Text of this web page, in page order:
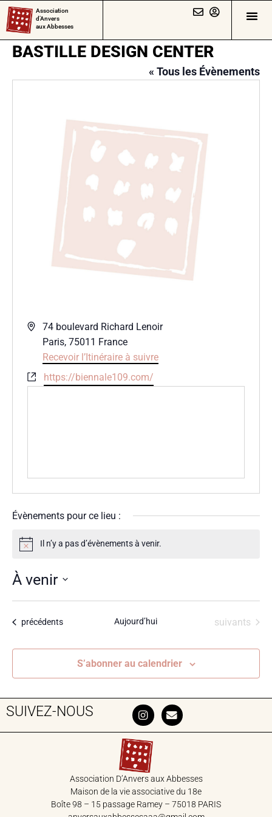
Association
d’Anvers
aux Abbesses
BASTILLE DESIGN CENTER
« Tous les Évènements
Adresse
74 boulevard Richard Lenoir
Paris, 75011 France
Recevoir l’Itinéraire à suivre
Site
https://biennale109.com/
Évènements pour ce lieu :
NoticeIl n’y a pas d’évènements à venir.
À venir
Sélectionnez
date.
Évènements
précédents Aujourd’hui Évènements
suivants
S’abonner au calendrier
SUIVEZ-NOUS
Association D’Anvers aux Abbesses
Maison de la vie associative du 18‎e
Boîte 98 – 15 passage Ramey – 75018 PARIS